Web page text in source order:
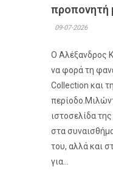
προπονητή
09-07-2026
Ο Αλέξανδρος
να φορά τη
Collection και
ιστοσελίδα
στα
του, αλλά και
για...